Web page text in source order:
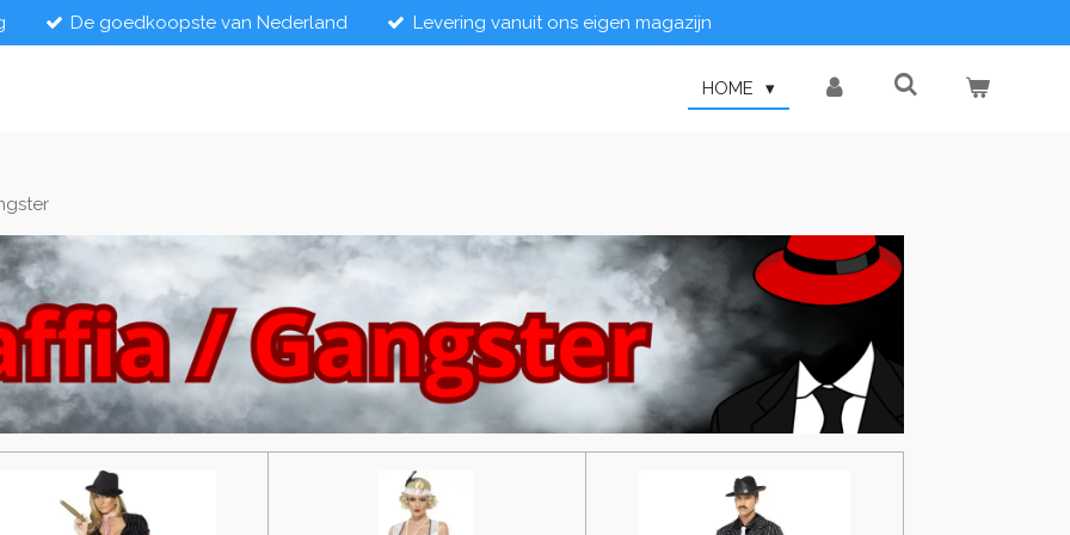
De goedkoopste van Nederland Levering vanuit ons eigen magazijn
HOME